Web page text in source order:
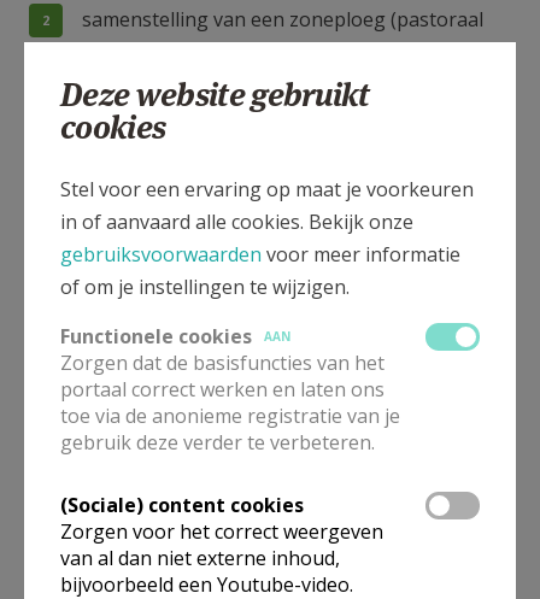
samenstelling van een zoneploeg (pastoraal
samenstelling van een zoneraad (afvaardiging
van de lokale gemeenschappen - in
regelmatig een zone-overleg plaats)
de bekrachtiging van de samenstelling van
deze ploeg/raden door de Bisschop.
Gepubliceerd door
Parochies Vilvoorde
Meer
Deze website gebruikt
cookies
Stel voor een ervaring op maat je voorkeuren
in of aanvaard alle cookies. Bekijk onze
gebruiksvoorwaarden voor meer informatie
of om je instellingen te wijzigen.
Functionele cookies
AAN
Zorgen dat de basisfuncties van het
portaal correct werken en laten ons
toe via de anonieme registratie van je
gebruik deze verder te verbeteren.
(Sociale) content cookies
Zorgen voor het correct weergeven
van al dan niet externe inhoud,
bijvoorbeeld een Youtube-video.